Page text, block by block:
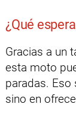
¿Qué
Gracias a un
esta moto
paradas. Eso
sino en